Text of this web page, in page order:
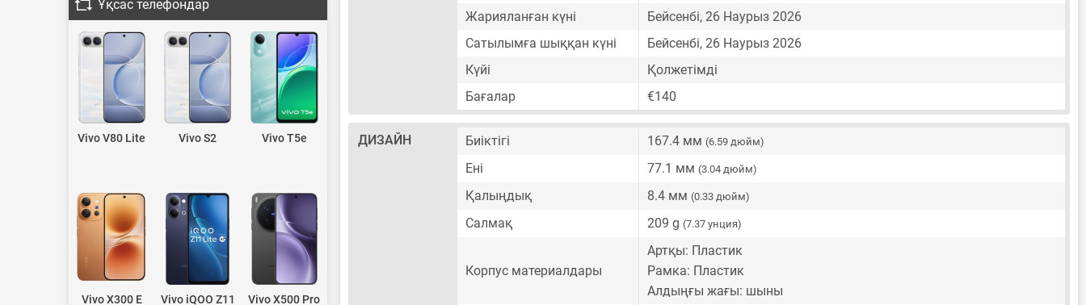
Жарияланған күні
Бейсенбі, 26 Наурыз 2026
Сатылымға шыққан күні
Бейсенбі, 26 Наурыз 2026
Күйі
Қолжетімді
Бағалар
€140
ДИЗАЙН Биіктігі 167.4 мм (6.59 дюйм)
Ені 77.1 мм (3.04 дюйм)
Қалыңдық 8.4 мм (0.33 дюйм)
Салмақ 209 g (7.37 унция)
Корпус материалдары
Артқы: Пластик
Рамка: Пластик
Алдыңғы жағы: шыны
Ұқсас телефондар
Vivo V80 Lite Vivo S2 Vivo T5e
Vivo X300 E
Vivo iQOO Z11
Vivo X500 Pro